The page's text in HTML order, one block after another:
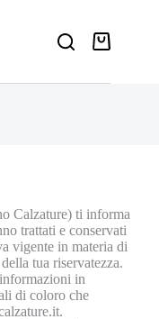
Calzature) ti informa
trattati e conservati
vigente in materia di
tua riservatezza.
in
di coloro che